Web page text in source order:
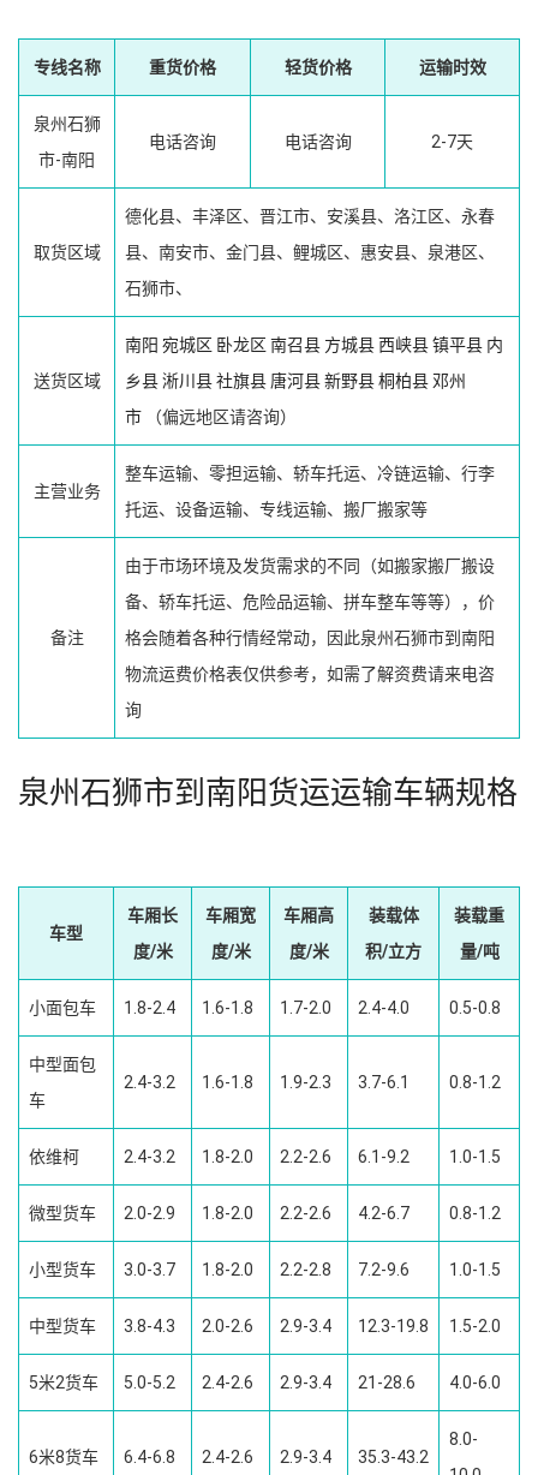
专线名称 重货价格 轻货价格 运输时效
泉州石狮
市-南阳
电话咨询 电话咨询 2-7天
取货区域
德化县、丰泽区、晋江市、安溪县、洛江区、永春
县、南安市、金门县、鲤城区、惠安县、泉港区、
石狮市、
送货区域
南阳 宛城区 卧龙区 南召县 方城县西峡县镇平县 内
乡县淅川县社旗县 唐河县新野县桐柏县邓州
市 （偏远地区请咨询）
主营业务
整车运输、零担运输、轿车托运、冷链运输、行李
托运、设备运输、专线运输、搬厂搬家等
备注
由于市场环境及发货需求的不同（如搬家搬厂搬设
备、轿车托运、危险品运输、拼车整车等等），价
格会随着各种行情经常动，因此泉州石狮市到南阳
物流运费价格表仅供参考，如需了解资费请来电咨
询
泉州石狮市到南阳货运运输车辆规格
车型
车厢长
度/米
车厢宽
度/米
车厢高
度/米
装载体
积/立方
装载重
量/吨
小面包车 1.8-2.4 1.6-1.8 1.7-2.0 2.4-4.0 0.5-0.8
中型面包
车
2.4-3.2 1.6-1.8 1.9-2.3 3.7-6.1 0.8-1.2
依维柯 2.4-3.2 1.8-2.0 2.2-2.6 6.1-9.2 1.0-1.5
微型货车 2.0-2.9 1.8-2.0 2.2-2.6 4.2-6.7 0.8-1.2
小型货车 3.0-3.7 1.8-2.0 2.2-2.8 7.2-9.6 1.0-1.5
中型货车 3.8-4.3 2.0-2.6 2.9-3.4 12.3-19.8 1.5-2.0
5米2货车 5.0-5.2 2.4-2.6 2.9-3.4 21-28.6 4.0-6.0
6米8货车 6.4-6.8 2.4-2.6 2.9-3.4 35.3-43.2
8.0-